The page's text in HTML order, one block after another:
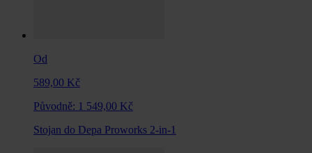
Od
589,00 Kč
Původně: 1 549,00 Kč
Stojan do Depa Proworks 2-in-1